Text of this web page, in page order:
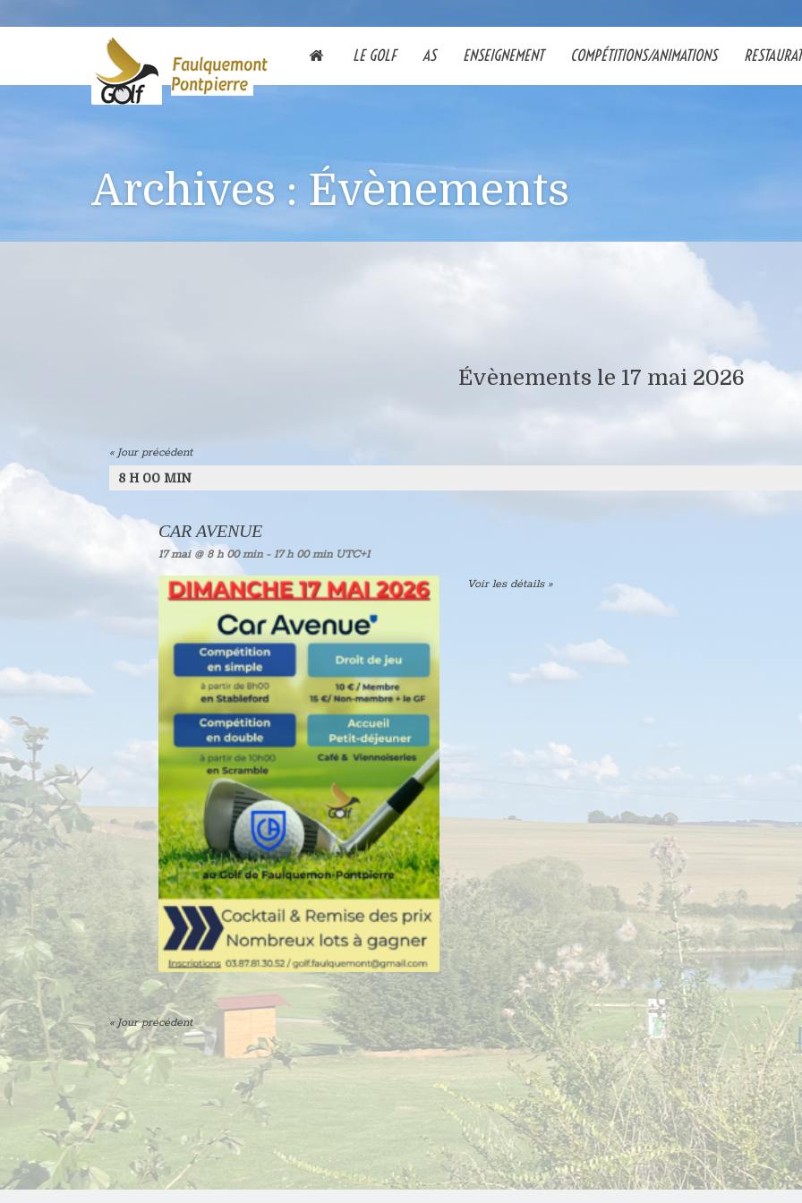
LE GOLF AS ENSEIGNEMENT COMPÉTITIONS/ANIMATIONS
Archives : Évènements
Évènements le 17 mai 2026
«Jour précédent
8 H 00 MIN
CAR AVENUE
17 mai @ 8 h 00 min- 17 h 00 min UTC+1
Voir les détails »
«Jour précédent